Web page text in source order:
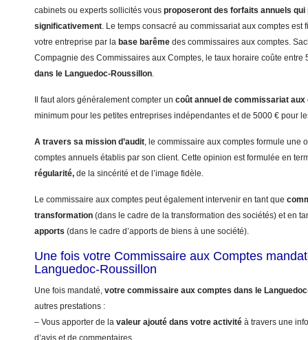
cabinets ou experts sollicités vous proposeront des forfaits annuels
significativement. Le temps consacré au commissariat aux comptes est
votre entreprise par la base barême des commissaires aux comptes.
Compagnie des Commissaires aux Comptes, le taux horaire coûte entre
dans le Languedoc-Roussillon.
Il faut alors généralement compter un coût annuel de commissariat aux
minimum pour les petites entreprises indépendantes et de 5000 € pour
A travers sa mission d’audit, le commissaire aux comptes formule une
comptes annuels établis par son client. Cette opinion est formulée en
régularité, de la sincérité et de l’image fidèle.
Le commissaire aux comptes peut également intervenir en tant que
transformation (dans le cadre de la transformation des sociétés) et en
apports (dans le cadre d’apports de biens à une société).
Une fois votre Commissaire aux Comptes
Languedoc-Roussillon
Une fois mandaté, votre commissaire aux comptes dans le
autres prestations :
– Vous apporter de la valeur ajouté dans votre activité à travers une
d’avis et de commentaires.